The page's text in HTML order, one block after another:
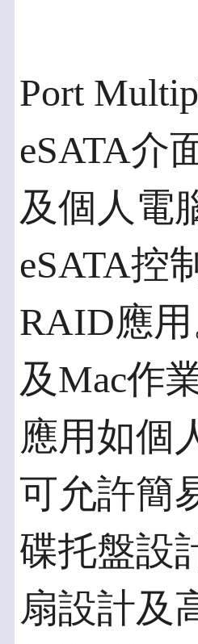
Port
eSATA介
及個人電
eSATA控
RAID應
及Mac作
應用如個
可允許簡
碟托盤設
扇設計及